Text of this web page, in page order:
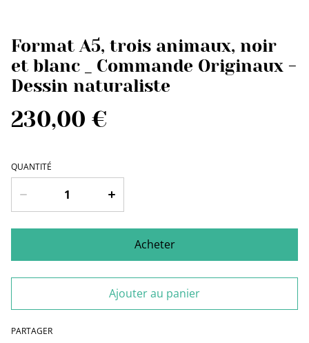
Format A5, trois animaux, noir
et blanc _ Commande Originaux -
Dessin naturaliste
230,00 €
QUANTITÉ
Acheter
Ajouter au panier
PARTAGER